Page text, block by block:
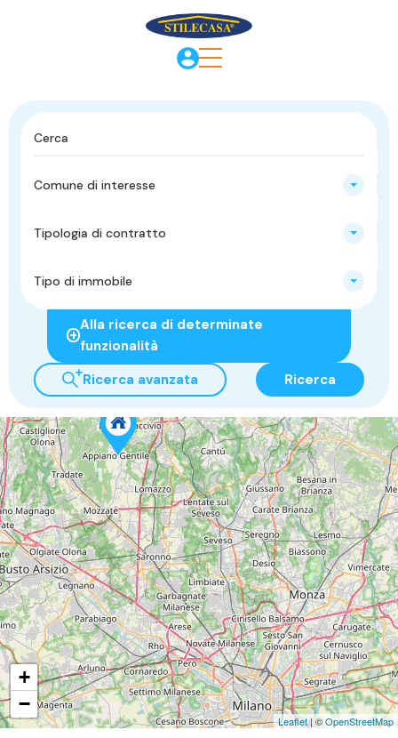
Comune di interesse
Tipologia di contratto
Tipo di immobile
Alla ricerca di determinate
funzionalità
Ricerca avanzata
Ricerca
29
+
−
Leaflet| ©OpenStreetMap